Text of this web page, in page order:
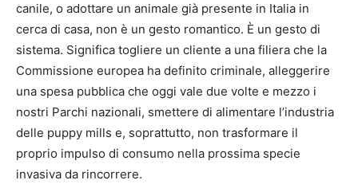
canile, o adottare un animale già presente in Italia in
cerca di casa, non è un gesto romantico. È un gesto di
sistema. Significa togliere un cliente a una filiera che la
Commissione europea ha definito criminale, alleggerire
una spesa pubblica che oggi vale due volte e mezzo i
nostri Parchi nazionali, smettere di alimentare l’industria
delle puppy mills e, soprattutto, non trasformare il
proprio impulso di consumo nella prossima specie
invasiva da rincorrere.